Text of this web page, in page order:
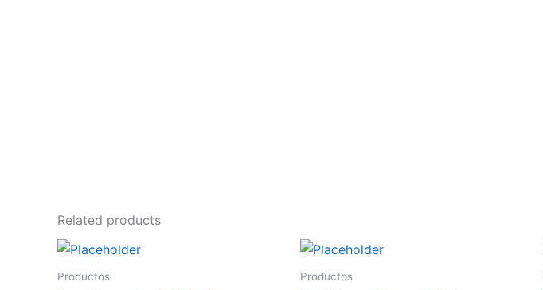
Related products
Productos Productos